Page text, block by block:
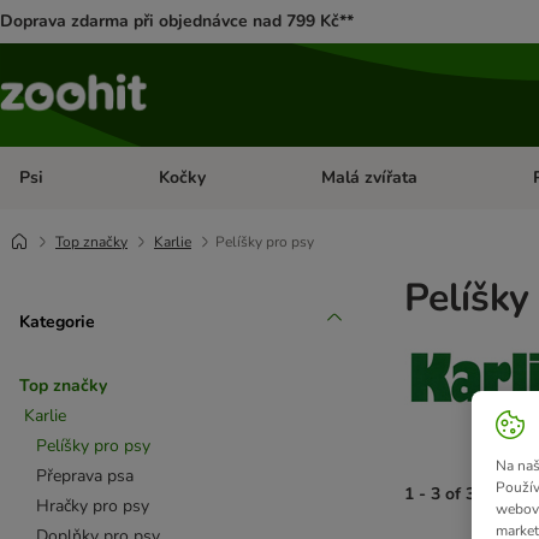
Doprava zdarma při objednávce nad 799 Kč**
Psi Otevřít menu: Psi
Kočky Otevřít menu: Kočky
Malá zvířata
Top značky Karlie Pelíšky pro psy
Kategorie
Top značky
Karlie
Pelíšky pro psy
Přeprava psa
Hračky pro psy
1 - 3 of 3
Na